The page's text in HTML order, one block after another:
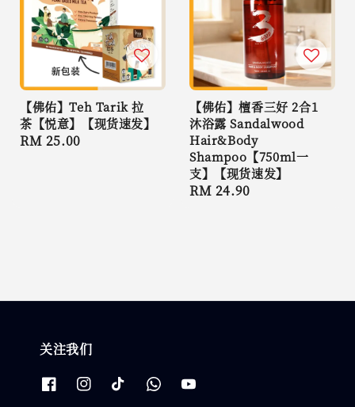
【佛佑】Teh Tarik 拉
茶【悦意】【现货速发】
Regular
RM 25.00
【佛佑】檀香三好 2合1
沐浴露 Sandalwood
Hair&Body
Shampoo【750ml一
支】【现货速发】
Regular
RM 24.90
关注我们